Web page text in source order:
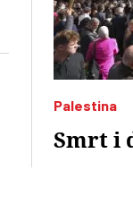
Palestina
Smrt i